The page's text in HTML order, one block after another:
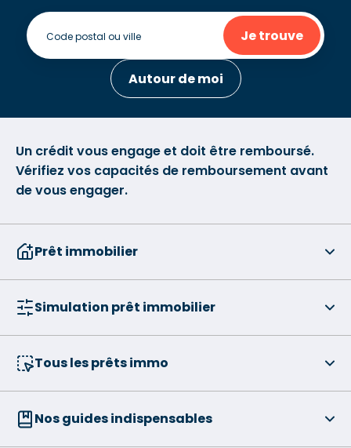
Je trouve
Autour de moi
Un crédit vous engage et doit être remboursé.
Vérifiez vos capacités de remboursement avant
de vous engager.
Prêt immobilier
Simulation prêt immobilier
Tous les prêts immo
Nos guides indispensables